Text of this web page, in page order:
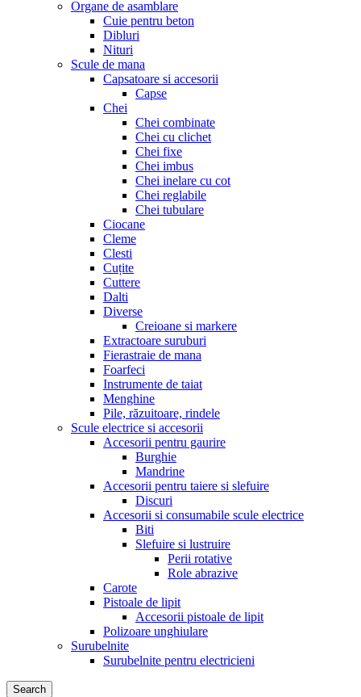
Organe de asamblare
Cuie pentru beton
Dibluri
Nituri
Scule de mana
Capsatoare si accesorii
Capse
Chei
Chei combinate
Chei cu clichet
Chei fixe
Chei imbus
Chei inelare cu cot
Chei reglabile
Chei tubulare
Ciocane
Cleme
Clesti
Cuțite
Cuttere
Dalti
Diverse
Creioane si markere
Extractoare suruburi
Fierastraie de mana
Foarfeci
Instrumente de taiat
Menghine
Pile, răzuitoare, rindele
Scule electrice si accesorii
Accesorii pentru gaurire
Burghie
Mandrine
Accesorii pentru taiere si slefuire
Discuri
Accesorii si consumabile scule electrice
Biti
Slefuire si lustruire
Perii rotative
Role abrazive
Carote
Pistoale de lipit
Accesorii pistoale de lipit
Polizoare unghiulare
Surubelnite
Surubelnite pentru electricieni
Search